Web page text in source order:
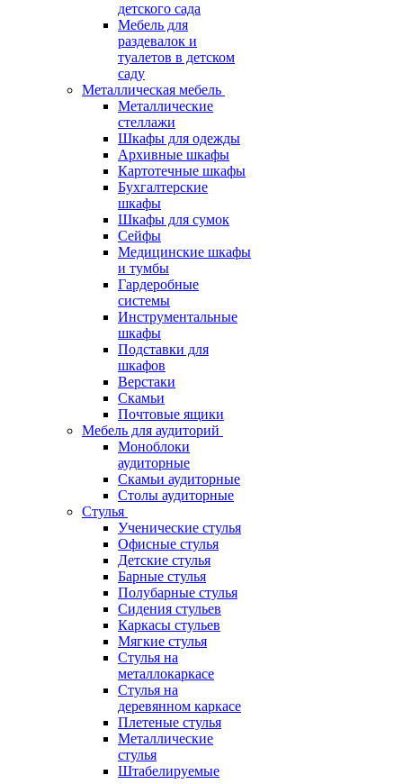
детского сада
Мебель для
раздевалок и
туалетов в детском
саду
Металлическая мебель
Металлические
стеллажи
Шкафы для одежды
Архивные шкафы
Картотечные шкафы
Бухгалтерские
шкафы
Шкафы для сумок
Сейфы
Медицинские шкафы
и тумбы
Гардеробные
системы
Инструментальные
шкафы
Подставки для
шкафов
Верстаки
Скамьи
Почтовые ящики
Мебель для аудиторий
Моноблоки
аудиторные
Скамьи аудиторные
Столы аудиторные
Стулья
Ученические стулья
Офисные стулья
Детские стулья
Барные стулья
Полубарные стулья
Сидения стульев
Каркасы стульев
Мягкие стулья
Стулья на
металлокаркасе
Стулья на
деревянном каркасе
Плетеные стулья
Металлические
стулья
Штабелируемые